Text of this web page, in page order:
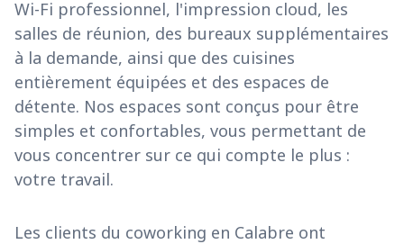
Wi-Fi professionnel, l'impression cloud, les
salles de réunion, des bureaux supplémentaires
à la demande, ainsi que des cuisines
entièrement équipées et des espaces de
détente. Nos espaces sont conçus pour être
simples et confortables, vous permettant de
vous concentrer sur ce qui compte le plus :
votre travail.
Les clients du coworking en Calabre ont